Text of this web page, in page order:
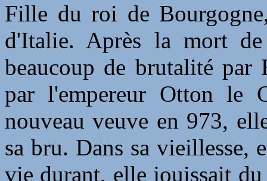
Fille du roi de
d'Italie. Après la mort
beaucoup de brutalité par
par l'empereur Otton le
nouveau veuve en 973,
sa bru. Dans sa vieillesse,
vie durant, elle jouissait